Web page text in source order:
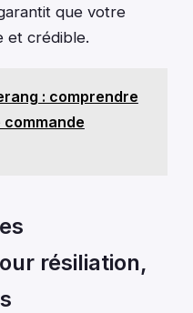
que votre
et crédible.
: comprendre
résiliation,